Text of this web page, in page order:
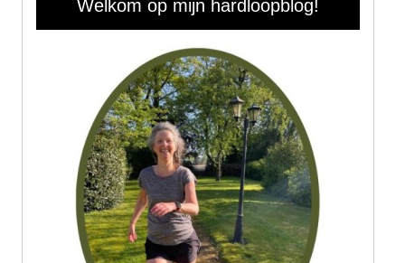
Welkom op mijn hardloopblog!